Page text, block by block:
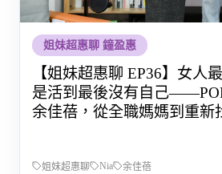
姐妹超惠聊 鐘盈惠
【姐妹超惠聊 EP36】女人
是活到最後沒有自己
余佳蓓，從全職媽媽到重新
姐妹超惠聊 Nia 余佳蓓